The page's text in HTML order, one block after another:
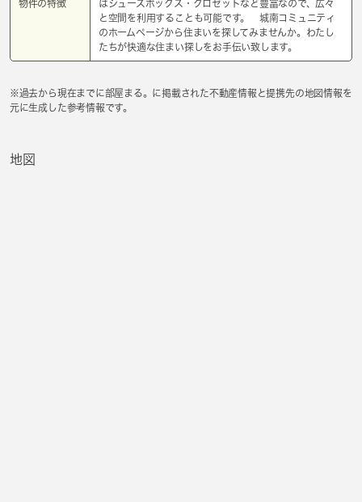
物件の特徴
はシューズボックス・クロゼットなど豊富なので、広々
と空間を利用することも可能です。 城南コミュニティ
のホームページから住まいを探してみませんか。わたし
たちが快適な住まい探しをお手伝い致します。
※過去から現在までに部屋まる。に掲載された不動産情報と提携先の地図情報を
元に生成した参考情報です。
地図